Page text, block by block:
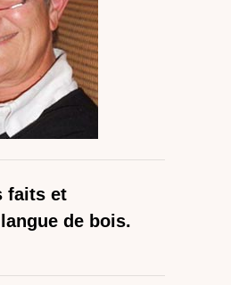
faits et
de bois.